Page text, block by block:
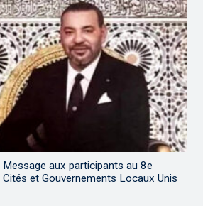
aux participants au 8e
et Gouvernements Locaux Unis